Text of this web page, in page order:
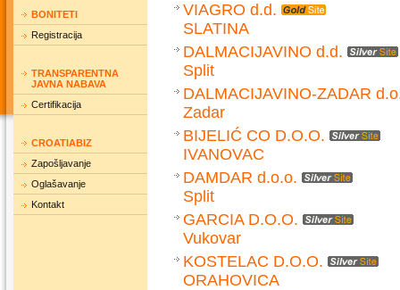
BONITETI
Registracija
TRANSPARENTNA
JAVNA NABAVA
Certifikacija
CROATIABIZ
Zapošljavanje
Oglašavanje
Kontakt
VIAGRO d.d.
SLATINA
DALMACIJAVINO d.d.
Split
DALMACIJAVINO-ZADAR
Zadar
BIJELIĆ CO D.O.O.
IVANOVAC
DAMDAR d.o.o.
Split
GARCIA D.O.O.
Vukovar
KOSTELAC D.O.O.
ORAHOVICA